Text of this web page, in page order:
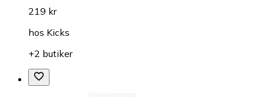
219 kr
hos Kicks
+2 butiker